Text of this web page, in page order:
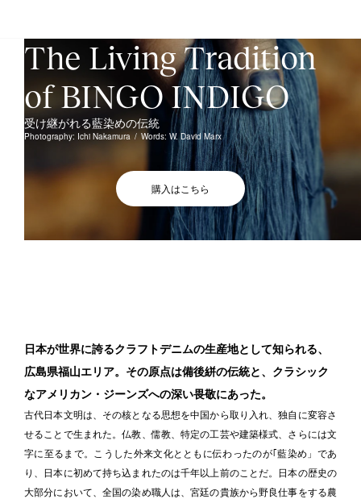
The Living Tradition
of BINGO INDIGO
受け継がれる藍染めの伝統
Photography: Ichi Nakamura / Words: W. David Marx
購入はこちら
日本が世界に誇るクラフトデニムの生産地として知られる、
広島県福山エリア。その原点は備後絣の伝統と、クラシック
なアメリカン・ジーンズへの深い畏敬にあった。
古代日本文明は、その核となる思想を中国から取り入れ、独自に変容さ
せることで生まれた。仏教、儒教、特定の工芸や建築様式、さらには文
字に至るまで。こうした外来文化とともに伝わったのが｢藍染め」であ
り、日本に初めて持ち込まれたのは千年以上前のことだ。日本の歴史の
大部分において、全国の染め職人は、宮廷の貴族から野良仕事をする農